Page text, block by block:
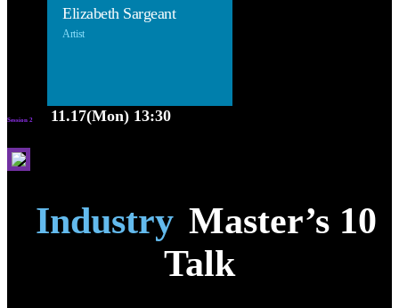
Elizabeth Sargeant
Artist
Session 2 11.17(Mon) 13:30
Industry Master’s 10
Talk